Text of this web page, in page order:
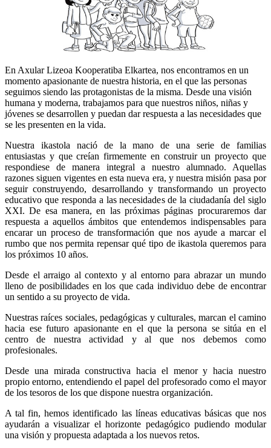
En Axular Lizeoa Kooperatiba Elkartea, nos encontramos en un
momento apasionante de nuestra historia, en el que las personas
seguimos siendo las protagonistas de la misma. Desde una visión
humana y moderna, trabajamos para que nuestros niños, niñas y
jóvenes se desarrollen y puedan dar respuesta a las necesidades que
se les presenten en la vida.
Nuestra ikastola nació de la mano de una serie de familias
entusiastas y que creían firmemente en construir un proyecto que
respondiese de manera integral a nuestro alumnado. Aquellas
razones siguen vigentes en esta nueva era, y nuestra misión pasa por
seguir construyendo, desarrollando y transformando un proyecto
educativo que responda a las necesidades de la ciudadanía del siglo
XXI. De esa manera, en las próximas páginas procuraremos dar
respuesta a aquellos ámbitos que entendemos indispensables para
encarar un proceso de transformación que nos ayude a marcar el
rumbo que nos permita repensar qué tipo de ikastola queremos para
los próximos 10 años.
Desde el arraigo al contexto y al entorno para abrazar un mundo
lleno de posibilidades en los que cada individuo debe de encontrar
un sentido a su proyecto de vida.
Nuestras raíces sociales, pedagógicas y culturales, marcan el camino
hacia ese futuro apasionante en el que la persona se sitúa en el
centro de nuestra actividad y al que nos debemos como
profesionales.
Desde una mirada constructiva hacia el menor y hacia nuestro
propio entorno, entendiendo el papel del profesorado como el mayor
de los tesoros de los que dispone nuestra organización.
A tal fin, hemos identificado las líneas educativas básicas que nos
ayudarán a visualizar el horizonte pedagógico pudiendo modular
una visión y propuesta adaptada a los nuevos retos.